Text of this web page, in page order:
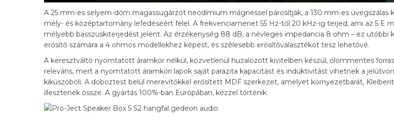
A 25 mm-es selyem-dóm magassugárzót neodímium mágnessel párosítják, a 130 mm-es
mély- és középtartomány lefedéséért felel. A frekvenciamenet 55 Hz-től 20 kHz-ig terjed, ami az 5 E
mélyebb basszuskiterjedést jelent. Az érzékenység 88 dB, a névleges impedancia 8 ohm – ez utóbbi
erősítő számára a 4 ohmos modellekhez képest, és szélesebb erősítőválasztékot tesz lehetővé.
A keresztváltó nyomtatott áramkör nélkül, közvetlenül huzalozott kivitelben készül, ólommentes
releváns, mert a nyomtatott áramköri lapok saját parazita kapacitást és induktivitást vihetnek a
kiküszöböli. A doboztest belül merevítőkkel erősített MDF szerkezet, amelyet környezetbarát,
illesztenek össze. A gyártás 100%-ban Európában, kézzel történik.